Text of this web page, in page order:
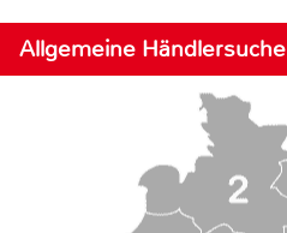
Allgemeine Händlersuche